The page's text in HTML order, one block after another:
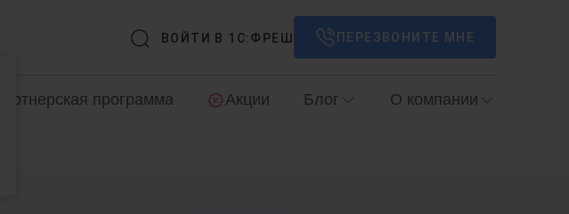
ВОЙТИ В 1С:ФРЕШ ПЕРЕЗВОНИТЕ МНЕ
Партнерская программа Акции Блог О компании